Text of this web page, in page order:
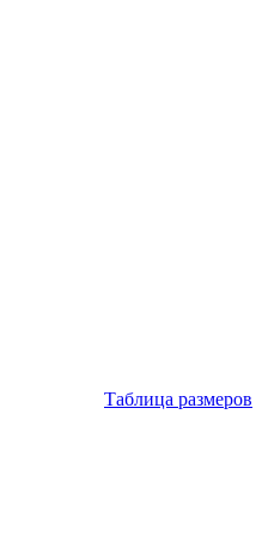
Таблица размеров